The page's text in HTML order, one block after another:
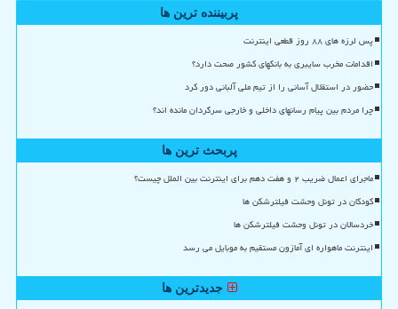
پربیننده ترین ها
پس لرزه های ۸۸ روز قطعی اینترنت
اقدامات مخرب سایبری به بانکهای کشور صحت دارد؟
حضور در استقلال آسانی را از تیم ملی آلبانی دور کرد
چرا مردم بین پیام رسانهای داخلی و خارجی سرگردان مانده اند؟
پربحث ترین ها
ماجرای اعمال ضریب ۲ و هفت دهم برای اینترنت بین الملل چیست؟
کودکان در تونل وحشت فیلترشکن ها
خردسالان در تونل وحشت فیلترشکن ها
اینترنت ماهواره ای آمازون مستقیم به موبایل می رسد
جدیدترین ها